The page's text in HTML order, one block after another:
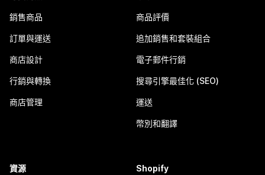
銷售商品
訂單與運送
商店設計
行銷與轉換
商店管理
商品評價
追加銷售和套裝組合
電子郵件行銷
搜尋引擎最佳化 (SEO)
運送
幣別和翻譯
資源 Shopify